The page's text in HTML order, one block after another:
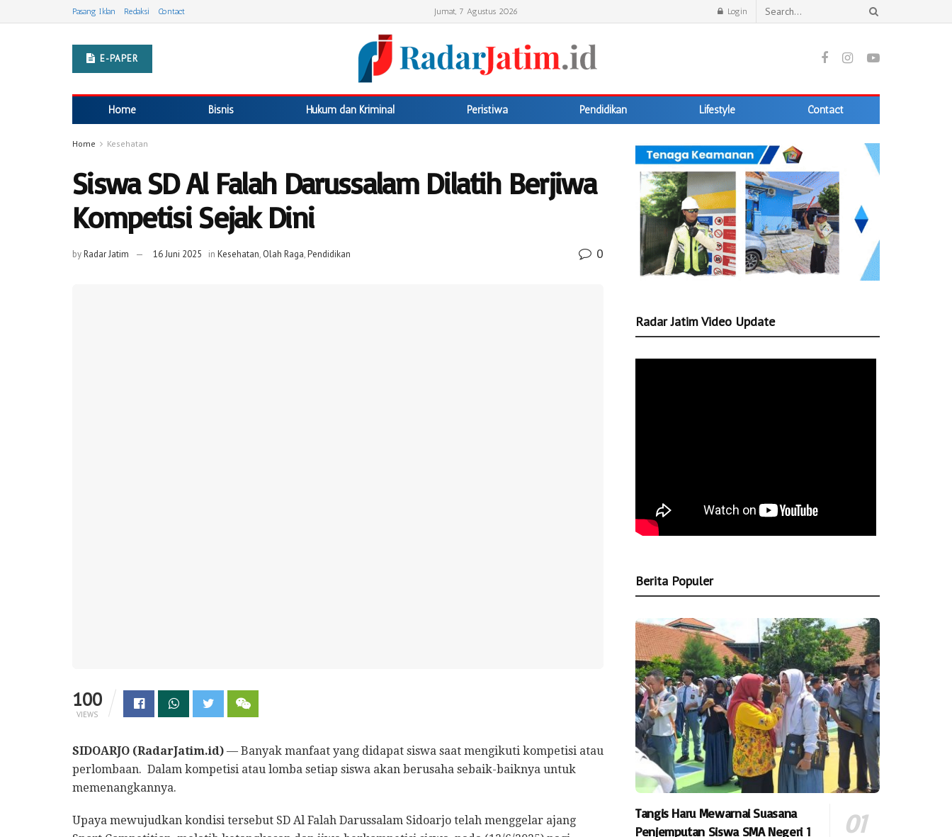
Pasang Iklan Redaksi Contact Jumat, 7 Agustus 2026 Login
E-PAPER
Home Bisnis Hukum dan Kriminal Peristiwa Pendidikan Lifestyle Contact
Home Kesehatan
Siswa SD Al Falah Darussalam Dilatih Berjiwa
Kompetisi Sejak Dini
byRadar Jatim 16 Juni 2025 in Kesehatan, Olah Raga,Pendidikan 0
100
VIEWS
SIDOARJO (RadarJatim.id) — Banyak manfaat yang didapat siswa saat mengikuti kompetisi atau
perlombaan. Dalam kompetisi atau lomba setiap siswa akan berusaha sebaik-baiknya untuk
memenangkannya.
Upaya mewujudkan kondisi tersebut SD Al Falah Darussalam Sidoarjo telah menggelar ajang
Radar Jatim Video Update
Berita Populer
Tangis Haru Mewarnai Suasana
Penjemputan Siswa SMA Negeri 1